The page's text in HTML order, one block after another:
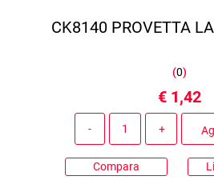
CK8140 PROVETTA
(0)
€ 1,42
Compara